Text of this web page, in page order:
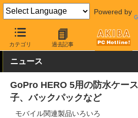
Powered by
カテゴリ 過去記事
AKIBA PC Hotline! モバイル ウェアラ
ニュース
GoPro HERO 5用の防水ケー
子、バックパックなど
モバイル関連製品いろいろ